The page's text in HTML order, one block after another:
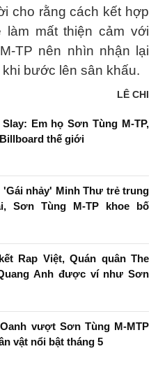
cho rằng cách kết hợp
mất thiện cảm với
TP nên nhìn nhận lại
bước lên sân khấu.
LÊ CHI
Em họ Sơn Tùng M-TP,
thế giới
'Gái nhảy' Minh Thư trẻ trung
Sơn Tùng M-TP khoe bố
Rap Việt, Quán quân The
Anh được ví như Sơn
vượt Sơn Tùng M-MTP
vật nổi bật tháng 5